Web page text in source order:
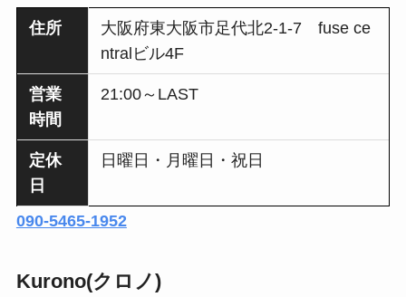
住所
大阪府東大阪市足代北2-1-7 fuse ce
ntralビル4F
営業
時間
21:00～LAST
定休
日
日曜日・月曜日・祝日
090-5465-1952
Kurono(クロノ)